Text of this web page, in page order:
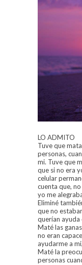
LO ADMITO
Tuve que
personas,
mi. Tuve que
que si no era
celular
cuenta que,
yo me
Eliminé
que no
querían ayuda
Maté las
no eran
ayudarme a
Maté la
personas